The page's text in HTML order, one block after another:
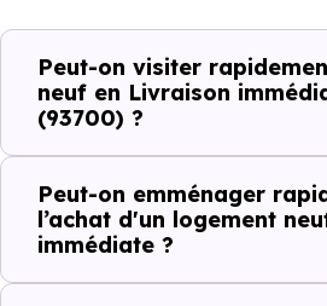
le projet peut avancer rapidement.
Action Ce que cela
Visiter Vous voyez le
Peut-on visiter
neuf en Livraison
(93700) ?
Peut-on emménager
l’achat d'un logement
immédiate ?